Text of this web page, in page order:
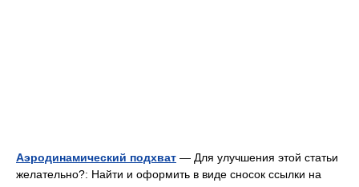
Аэродинамический подхват — Для улучшения этой статьи
желательно?: Найти и оформить в виде сносок ссылки на